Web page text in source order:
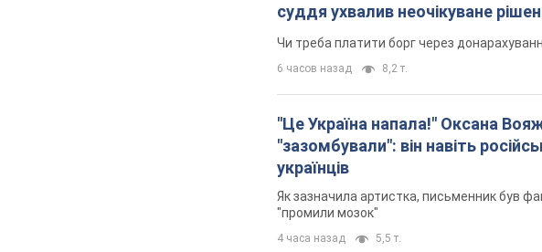
суддя ухвалив неочікуване
Чи треба платити борг через
6 часов назад 8,2 т.
"Це Україна напала!" Оксана
"зазомбували": він навіть
українців
Як зазначила артистка, письменник був
"промили мозок"
4 часа назад 5,5 т.